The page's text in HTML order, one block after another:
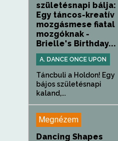
születésnapi bálja:
Egy táncos-kreatív
mozgásmese fiatal
mozgóknak -
Brielle's Birthday...
A. DANCE ONCE UPON
Táncbuli a Holdon! Egy
bájos születésnapi
kaland,...
Megnézem
Dancing Shapes